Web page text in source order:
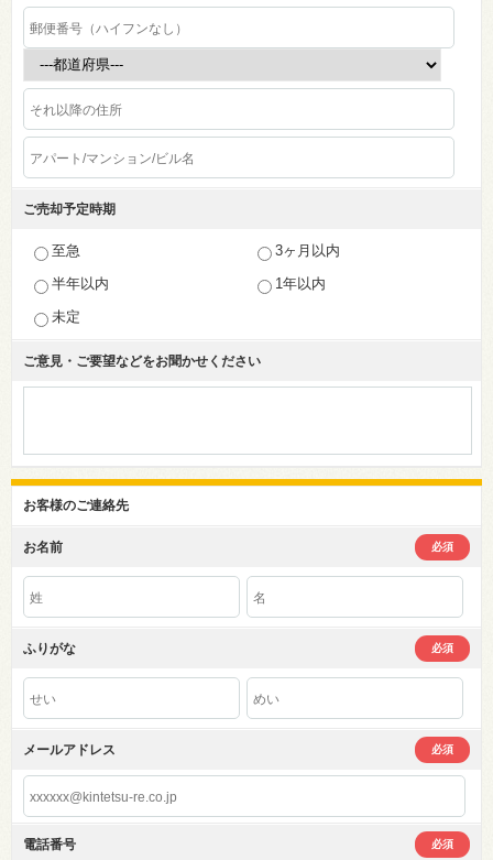
ご売却予定時期
至急
3ヶ月以内
半年以内
1年以内
未定
ご意見・ご要望などをお聞かせください
お客様のご連絡先
お名前 必須
ふりがな 必須
メールアドレス 必須
電話番号 必須